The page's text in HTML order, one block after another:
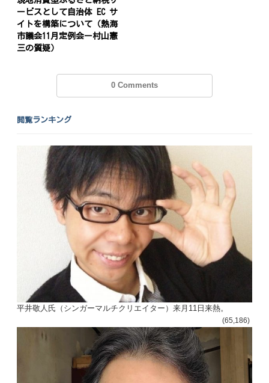
ービスとして自治体 EC サ
イトを構築について（熱海
市議会11月定例会ー村山憲
三の質疑）
0 Comments
閲覧ランキング
平井敬人氏（シンガーマルチクリエイター）来月11日来熱。
(65,186)